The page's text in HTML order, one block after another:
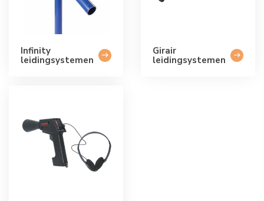
Infinity
leidingsystemen
Girair
leidingsystemen